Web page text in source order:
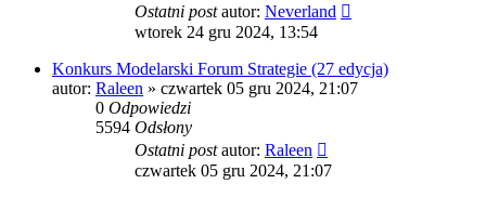
Ostatni postautor: Neverland
wtorek 24 gru 2024, 13:54
Konkurs Modelarski Forum Strategie (27 edycja)
autor: Raleen » czwartek 05 gru 2024, 21:07
0 Odpowiedzi
5594 Odsłony
Ostatni postautor: Raleen
czwartek 05 gru 2024, 21:07